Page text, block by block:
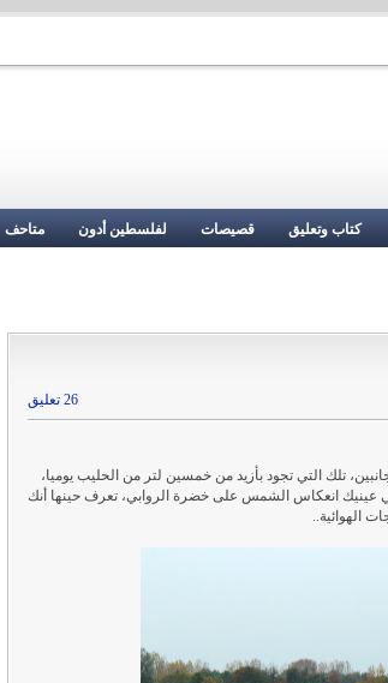
كتاب وتعليق قصيصات لفلسطين أدون متاحف
26 تعليق
تلك التي تجود بأزيد من خمسين لتر من الحليب يوميا،
عينيك انعكاس الشمس على خضرة الروابي، تعرف حينها أنك
الهوائية..